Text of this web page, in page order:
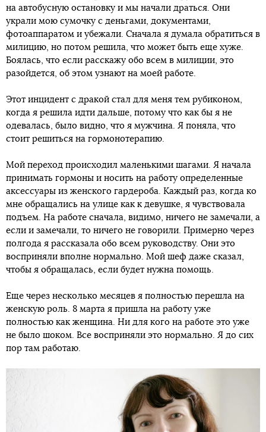
на автобусную остановку и мы начали драться. Они
украли мою сумочку с деньгами, документами,
фотоаппаратом и убежали. Сначала я думала обратиться в
милицию, но потом решила, что может быть еще хуже.
Боялась, что если расскажу обо всем в милиции, это
разойдется, об этом узнают на моей работе.
Этот инцидент с дракой стал для меня тем рубиконом,
когда я решила идти дальше, потому что как бы я не
одевалась, было видно, что я мужчина. Я поняла, что
стоит решиться на гормонотерапию.
Мой переход происходил маленькими шагами. Я начала
принимать гормоны и носить на работу определенные
аксессуары из женского гардероба. Каждый раз, когда ко
мне обращались на улице как к девушке, я чувствовала
подъем. На работе сначала, видимо, ничего не замечали, а
если и замечали, то ничего не говорили. Примерно через
полгода я рассказала обо всем руководству. Они это
восприняли вполне нормально. Мой шеф даже сказал,
чтобы я обращалась, если будет нужна помощь.
Еще через несколько месяцев я полностью перешла на
женскую роль. 8 марта я пришла на работу уже
полностью как женщина. Ни для кого на работе это уже
не было шоком. Все восприняли это нормально. Я до сих
пор там работаю.